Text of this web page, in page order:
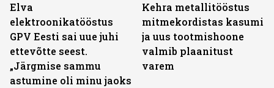
Elva
elektroonikatööstus
GPV Eesti sai uue juhi
ettevõtte seest.
„Järgmise sammu
astumine oli minu jaoks
Kehra metallitööstus
mitmekordistas kasumi
ja uus tootmishoone
valmib plaanitust
varem